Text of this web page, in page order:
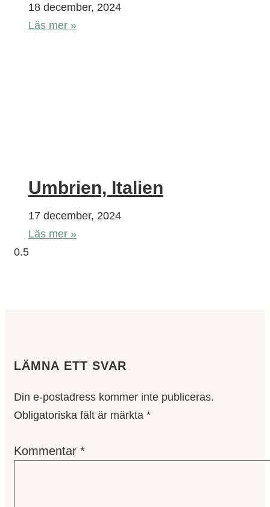
18 december, 2024
Läs mer »
Umbrien, Italien
17 december, 2024
Läs mer »
LÄMNA ETT SVAR
Din e-postadress kommer inte publiceras.
Obligatoriska fält är märkta *
Kommentar *